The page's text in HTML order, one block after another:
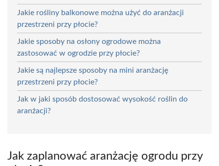
Jakie rośliny balkonowe można użyć do aranżacji
przestrzeni przy płocie?
Jakie sposoby na osłony ogrodowe można
zastosować w ogrodzie przy płocie?
Jakie są najlepsze sposoby na mini aranżację
przestrzeni przy płocie?
Jak w jaki sposób dostosować wysokość roślin do
aranżacji?
Jak zaplanować aranżację ogrodu przy